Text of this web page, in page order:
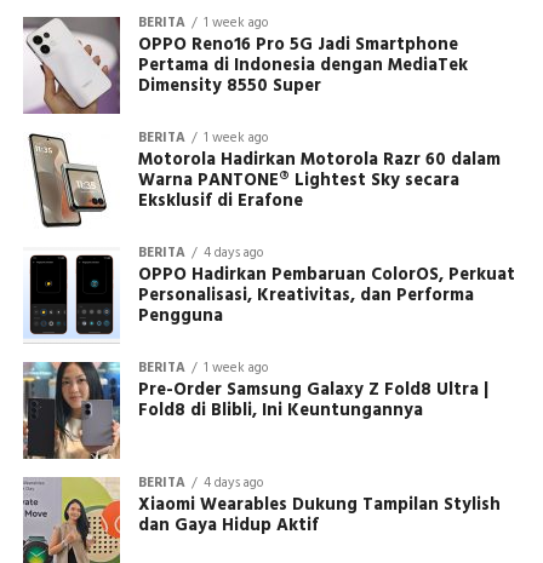
BERITA 1 week ago
OPPO Reno16 Pro 5G Jadi Smartphone
Pertama di Indonesia dengan MediaTek
Dimensity 8550 Super
BERITA 1 week ago
Motorola Hadirkan Motorola Razr 60 dalam
Warna PANTONE® Lightest Sky secara
Eksklusif di Erafone
BERITA 4 days ago
OPPO Hadirkan Pembaruan ColorOS, Perkuat
Personalisasi, Kreativitas, dan Performa
Pengguna
BERITA 1 week ago
Pre-Order Samsung Galaxy Z Fold8 Ultra |
Fold8 di Blibli, Ini Keuntungannya
BERITA 4 days ago
Xiaomi Wearables Dukung Tampilan Stylish
dan Gaya Hidup Aktif